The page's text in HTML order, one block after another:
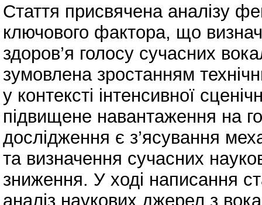
Стаття присвячена аналізу
ключового фактора, що
здоров’я голосу сучасних
зумовлена зростанням
у контексті інтенсивної
підвищене навантаження на
дослідження є з’ясування
та визначення сучасних
зниження. У ході написання
аналіз наукових джерел з